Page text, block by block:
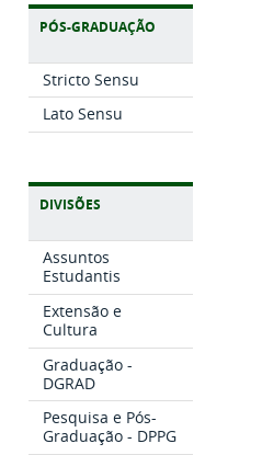
PÓS-GRADUAÇÃO
Stricto Sensu
Lato Sensu
DIVISÕES
Assuntos
Estudantis
Extensão e
Cultura
Graduação -
DGRAD
Pesquisa e Pós-
Graduação - DPPG